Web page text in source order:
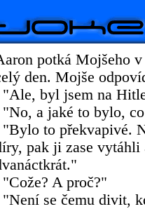
potká Mojšeho
den. Mojše
"Ale, byl jsem na
"No, a jaké to bylo,
"Bylo to překvapivé.
pak ji zase vytáhli
"Cože? A proč?"
"Není se čemu divit,